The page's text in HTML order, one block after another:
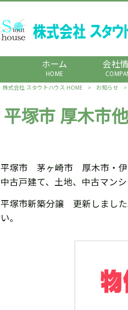
ホーム
HOME
会社
株式会社 スタウトハウス HOME > お知らせ >
平塚市 厚木市
平塚市 茅ヶ崎市 厚木市・伊
中古戸建て、土地、中古マン
平塚市新築分譲 更新しました
い。